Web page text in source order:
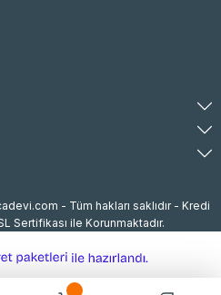
- Tüm hakları saklıdır - Kredi
Sertifikası ile Korunmaktadır.
e-
paketleri